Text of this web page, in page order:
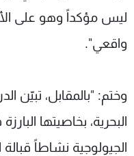
ليس مؤكداً وهو على
واقعي".
وختم: "بالمقابل، تبيّن
البحرية، بخاصيتها
الجيولوجية نشاطاً